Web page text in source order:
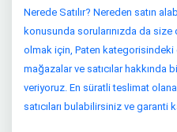
Nerede Satılır? Nereden satın
konusunda sorularınızda da size
olmak için, Paten kategorisindeki
mağazalar ve satıcılar hakkında
veriyoruz. En süratli teslimat
satıcıları bulabilirsiniz ve garanti